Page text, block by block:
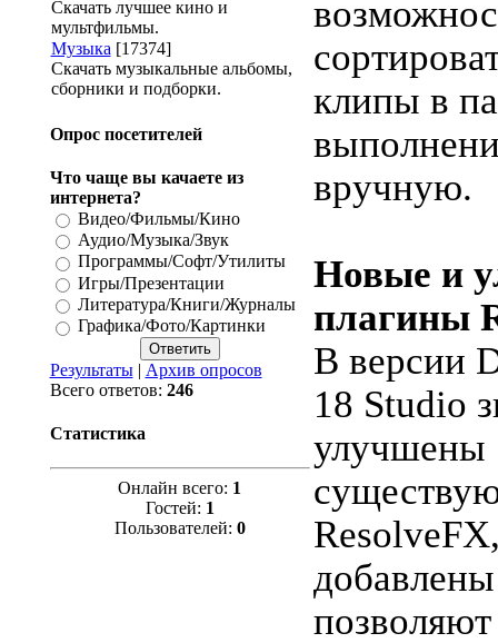
Скачать лучшее кино и
мультфильмы.
Музыка [17374]
Скачать музыкальные альбомы,
сборники и подборки.
Опрос посетителей
Что чаще вы качаете из
интернета?
Видео/Фильмы/Кино
Аудио/Музыка/Звук
Программы/Софт/Утилиты
Игры/Презентации
Литература/Книги/Журналы
Графика/Фото/Картинки
Результаты| Архив опросов
Всего ответов: 246
Статистика
Онлайн всего: 1
Гостей: 1
Пользователей: 0
клипы в
вручную.
Новые и
плагины
В версии
18 Studio
улучшены
позволяют